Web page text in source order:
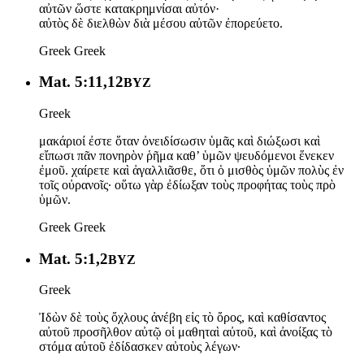
αὐτῶν ὥστε κατακρημνίσαι αὐτόν·
αὐτὸς δὲ διελθὼν διὰ μέσου αὐτῶν ἐπορεύετο.
Greek Greek
Mat. 5:11,12BYZ
Greek
μακάριοί ἐστε ὅταν ὀνειδίσωσιν ὑμᾶς καὶ διώξωσι καὶ
εἴπωσι πᾶν πονηρὸν ῥῆμα καθ’ ὑμῶν ψευδόμενοι ἕνεκεν
ἐμοῦ. χαίρετε καὶ ἀγαλλιᾶσθε, ὅτι ὁ μισθὸς ὑμῶν πολὺς ἐν
τοῖς οὐρανοῖς· οὕτω γὰρ ἐδίωξαν τοὺς προφήτας τοὺς πρὸ
ὑμῶν.
Greek Greek
Mat. 5:1,2BYZ
Greek
Ἰδὼν δὲ τοὺς ὄχλους ἀνέβη εἰς τὸ ὄρος, καὶ καθίσαντος
αὐτοῦ προσῆλθον αὐτῷ οἱ μαθηταὶ αὐτοῦ, καὶ ἀνοίξας τὸ
στόμα αὐτοῦ ἐδίδασκεν αὐτοὺς λέγων·